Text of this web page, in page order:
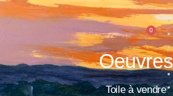
0
Oeuvres
Toile à vendre